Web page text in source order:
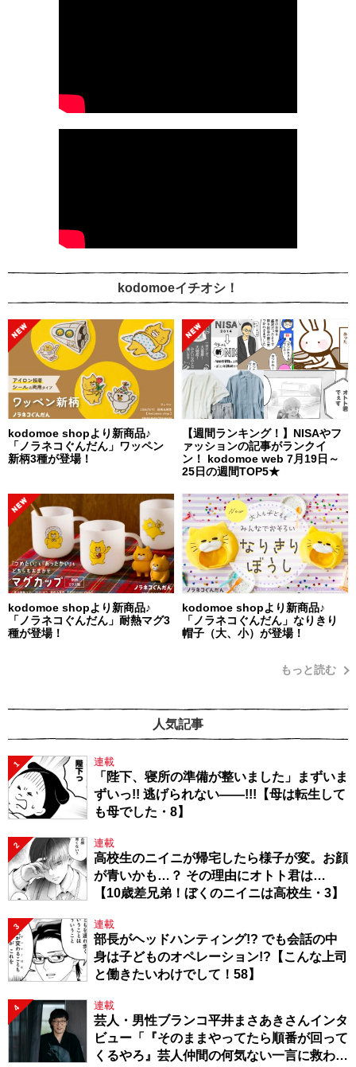
kodomoeイチオシ！
kodomoe shopより新商品♪
「ノラネコぐんだん」ワッペン
新柄3種が登場！
【週間ランキング！】NISAやフ
ァッションの記事がランクイ
ン！ kodomoe web 7月19日～
25日の週間TOP5★
kodomoe shopより新商品♪
「ノラネコぐんだん」耐熱マグ3
種が登場！
kodomoe shopより新商品♪
「ノラネコぐんだん」なりきり
帽子（大、小）が登場！
もっと読む
人気記事
1 連載
「陛下、寝所の準備が整いました」まずいま
ずいっ!! 逃げられない――!!!【母は転生して
も母でした・8】
2 連載
高校生のニイニが帰宅したら様子が変。お顔
が青いかも…？ その理由にオトト君は…
【10歳差兄弟！ぼくのニイニは高校生・3】
3 連載
部長がヘッドハンティング!? でも会話の中
身は子どものオペレーション!?【こんな上司
と働きたいわけでして！58】
4 連載
芸人・男性ブランコ平井まさあきさんインタ
ビュー「『そのままやってたら順番が回って
くるやろ』芸人仲間の何気ない一言に救われ